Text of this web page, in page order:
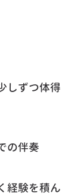
しずつ体得
の伴奏
経験を積ん